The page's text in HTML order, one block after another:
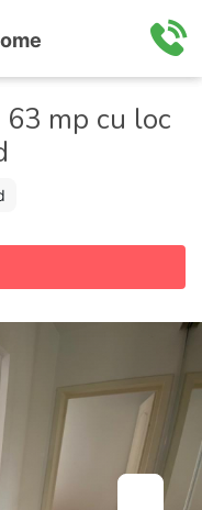
mp cu loc